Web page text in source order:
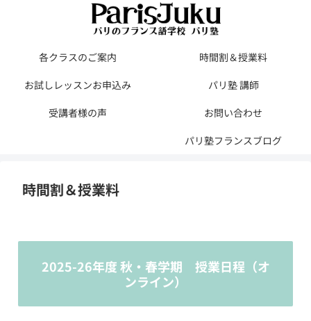
各クラスのご案内
時間割＆授業料
お試しレッスンお申込み
パリ塾 講師
受講者様の声
お問い合わせ
パリ塾フランスブログ
時間割＆授業料
2025-26年度 秋・春学期 授業日程（オ
ンライン）